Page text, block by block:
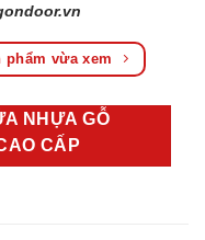
vừa xem
NHỰA GỖ
CẤP